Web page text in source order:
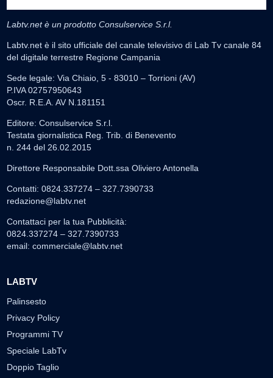
Labtv.net è un prodotto Consulservice S.r.l.
Labtv.net è il sito ufficiale del canale televisivo di Lab Tv canale 84
del digitale terrestre Regione Campania
Sede legale: Via Chiaio, 5 - 83010 – Torrioni (AV)
P.IVA 02757950643
Oscr. R.E.A. AV N.181151
Editore: Consulservice S.r.l.
Testata giornalistica Reg. Trib. di Benevento
n. 244 del 26.02.2015
Direttore Responsabile Dott.ssa Oliviero Antonella
Contatti: 0824.337274 – 327.7390733
redazione@labtv.net
Contattaci per la tua Pubblicità:
0824.337274 – 327.7390733
email: commerciale@labtv.net
LABTV
Palinsesto
Privacy Policy
Programmi TV
Speciale LabTv
Doppio Taglio